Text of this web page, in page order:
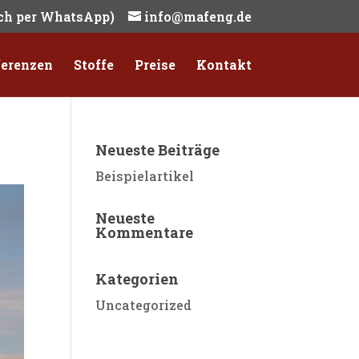
per WhatsApp) info@mafeng.de
Stoffe Preise Kontakt
Neueste Beiträge
Beispielartikel
Neueste
Kommentare
Kategorien
Uncategorized